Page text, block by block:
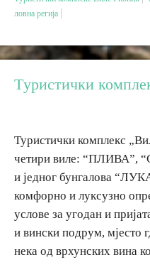
Лов и риболов
Сеоски туризам
Омладински туризам
ловна регија
Tуристички
Туристички комплекс
четири виле: “ПЛИВА”,
и једног бунгалова
комфорно и луксузно
услове за угодан и
и вински подрум, мјесто
нека од врхунских вина